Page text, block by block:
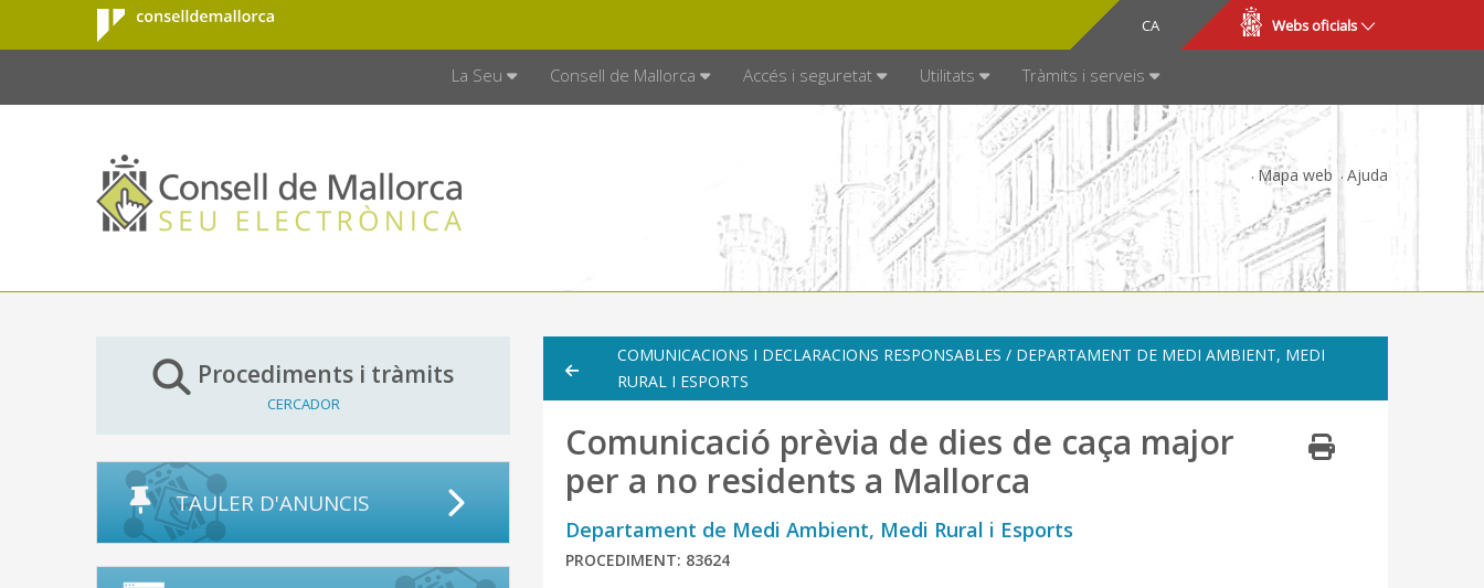
Salta al contingut principal
Consell de
Mallorca
CA
ES Webs oficials
La Seu Consell de Mallorca Accés i seguretat Utilitats Tràmits i serveis
Mapa web Ajuda
Procediments i tràmits
CERCADOR
TAULER D'ANUNCIS
COMUNICACIONS I DECLARACIONS RESPONSABLES / DEPARTAMENT DE MEDI AMBIENT, MEDI
RURAL I ESPORTS
Comunicació prèvia de dies de caça major
per a no residents a Mallorca
Departament de Medi Ambient, Medi Rural i Esports
PROCEDIMENT: 83624